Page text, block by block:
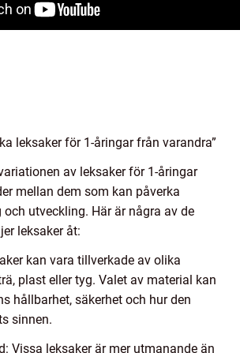
leksaker för 1-åringar från varandra”
av leksaker för 1-åringar
mellan dem som kan påverka
utveckling. Här är några av de
leksaker åt:
kan vara tillverkade av olika
plast eller tyg. Valet av material kan
hållbarhet, säkerhet och hur den
sinnen.
Vissa leksaker är mer utmanande än